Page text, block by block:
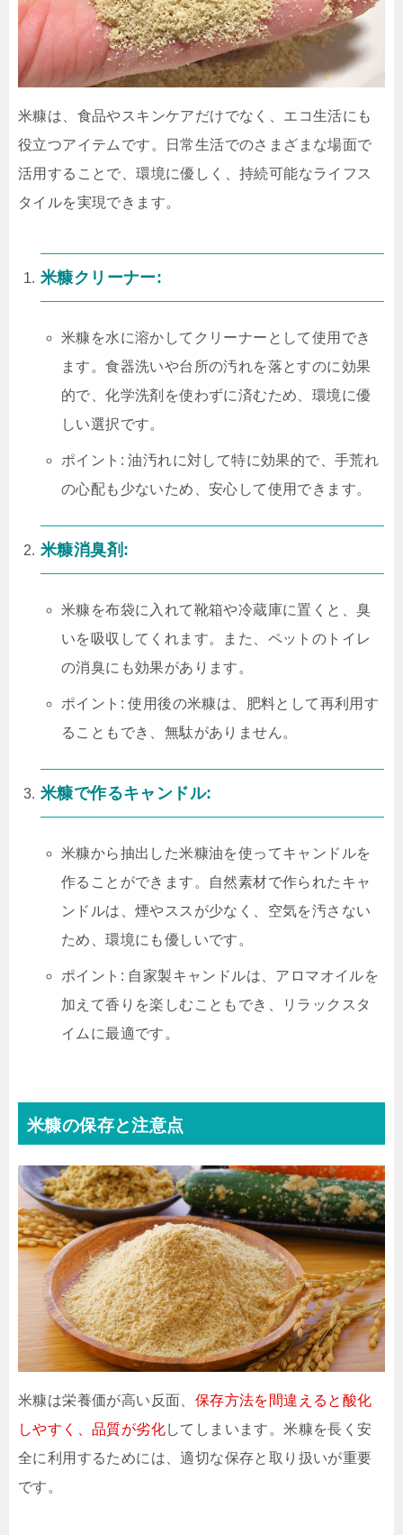
米糠は、食品やスキンケアだけでなく、エコ生活にも
役立つアイテムです。日常生活でのさまざまな場面で
活用することで、環境に優しく、持続可能なライフス
タイルを実現できます。
米糠クリーナー:
米糠を水に溶かしてクリーナーとして使用でき
ます。食器洗いや台所の汚れを落とすのに効果
的で、化学洗剤を使わずに済むため、環境に優
しい選択です。
ポイント: 油汚れに対して特に効果的で、手荒れ
の心配も少ないため、安心して使用できます。
米糠消臭剤:
米糠を布袋に入れて靴箱や冷蔵庫に置くと、臭
いを吸収してくれます。また、ペットのトイレ
の消臭にも効果があります。
ポイント: 使用後の米糠は、肥料として再利用す
ることもでき、無駄がありません。
米糠で作るキャンドル:
米糠から抽出した米糠油を使ってキャンドルを
作ることができます。自然素材で作られたキャ
ンドルは、煙やススが少なく、空気を汚さない
ため、環境にも優しいです。
ポイント: 自家製キャンドルは、アロマオイルを
加えて香りを楽しむこともでき、リラックスタ
イムに最適です。
米糠の保存と注意点
米糠は栄養価が高い反面、 保存方法を間違えると酸化
しやすく、品質が劣化してしまいます。米糠を長く安
全に利用するためには、適切な保存と取り扱いが重要
です。